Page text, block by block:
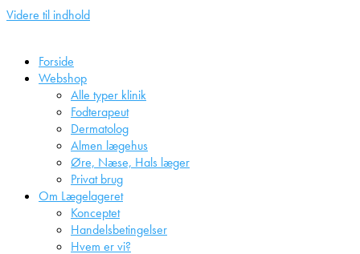
Videre til indhold
Forside
Webshop
Alle typer klinik
Fodterapeut
Dermatolog
Almen lægehus
Øre, Næse, Hals læger
Privat brug
Om Lægelageret
Konceptet
Handelsbetingelser
Hvem er vi?